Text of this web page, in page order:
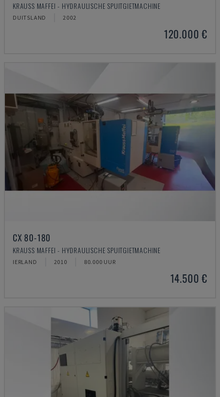
KRAUSS MAFFEI - HYDRAULISCHE SPUITGIETMACHINE
DUITSLAND 2002
120.000 €
CX 80-180
KRAUSS MAFFEI - HYDRAULISCHE SPUITGIETMACHINE
IERLAND 2010 80.000 UUR
14.500 €